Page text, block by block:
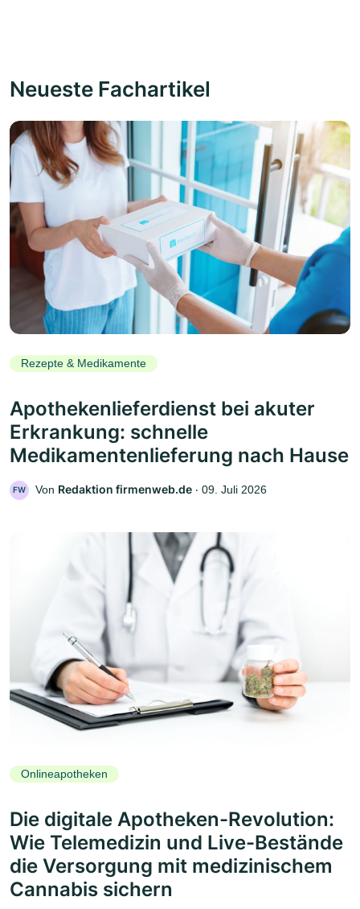
Neueste Fachartikel
Rezepte & Medikamente
Apothekenlieferdienst bei akuter
Erkrankung: schnelle
Medikamentenlieferung nach Hause
FW Von Redaktion firmenweb.de ‧ 09. Juli 2026
Onlineapotheken
Die digitale Apotheken-Revolution:
Wie Telemedizin und Live-Bestände
die Versorgung mit medizinischem
Cannabis sichern